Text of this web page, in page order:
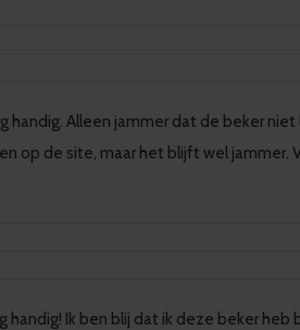
Alleen jammer dat de beker niet
op de site, maar het blijft wel jammer.
Ik ben blij dat ik deze beker heb